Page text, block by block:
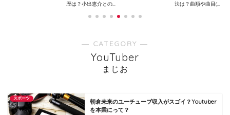
歴は？小出恵介との...
法は？曲順や曲目(...
― CATEGORY ―
YouTuber
まじお
スポーツ
朝倉未来のユーチューブ収入がスゴイ？Youtuber
を本業にって？